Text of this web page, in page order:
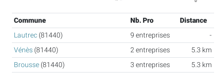
Commune Nb. Pro
Distance
Lautrec (81440) 9 entreprises
-
Vénès (81440) 2 entreprises
5.3 km
Brousse (81440) 3 entreprises
5.3 km